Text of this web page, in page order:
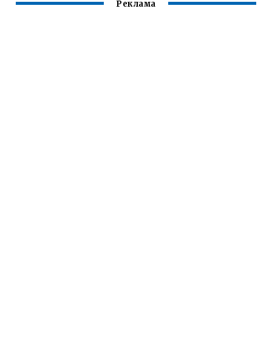
Реклама